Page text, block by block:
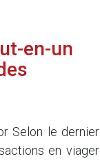
en-un
Selon le dernier
en viager